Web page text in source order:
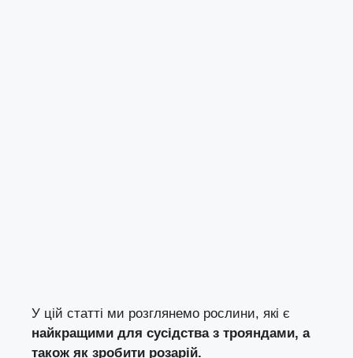
У цій статті ми розглянемо рослини, які є
найкращими для сусідства з трояндами, а
також як зробити розарій.